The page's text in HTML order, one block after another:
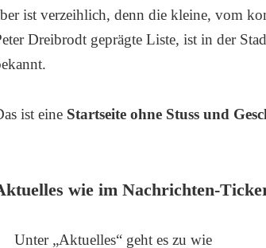
ist verzeihlich, denn die kleine, vom
Dreibrodt geprägte Liste, ist in der
ist eine Startseite ohne Stuss und
wie im Nachrichten-
Unter „Aktuelles“ geht es zu wie